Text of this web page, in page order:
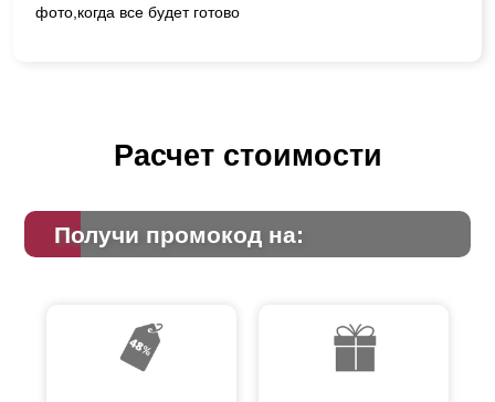
фото,когда все будет готово
Расчет стоимости
Получи промокод на: